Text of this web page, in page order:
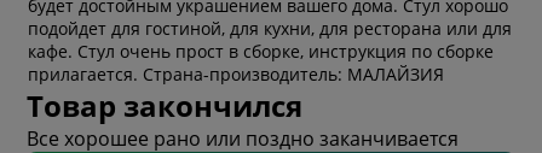
будет достойным украшением вашего дома. Стул хорошо
подойдет для гостиной, для кухни, для ресторана или для
кафе. Стул очень прост в сборке, инструкция по сборке
прилагается. Страна-производитель: МАЛАЙЗИЯ
Товар закончился
Все хорошее рано или поздно заканчивается